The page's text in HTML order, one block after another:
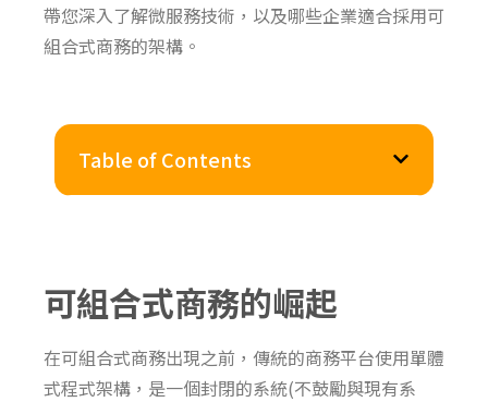
帶您深入了解微服務技術 ， 以及哪些企業適合採用可
組合式商務的架構。
Table of Contents
可組合式商務的崛起
在可組合式商務出現之前 ， 傳統的商務平台使用單體
式程式架構 ， 是一個封閉的系統(不鼓勵與現有系